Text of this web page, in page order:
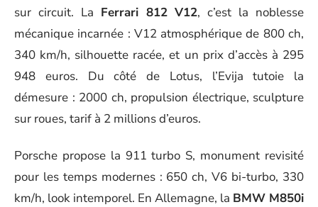
sur circuit. La Ferrari 812 V12, c’est la noblesse
mécanique incarnée : V12 atmosphérique de 800 ch,
340 km/h, silhouette racée, et un prix d’accès à 295
948 euros. Du côté de Lotus, l’Evija tutoie la
démesure : 2000 ch, propulsion électrique, sculpture
sur roues, tarif à 2 millions d’euros.
Porsche propose la 911 turbo S, monument revisité
pour les temps modernes : 650 ch, V6 bi-turbo, 330
km/h, look intemporel. En Allemagne, la BMW M850i